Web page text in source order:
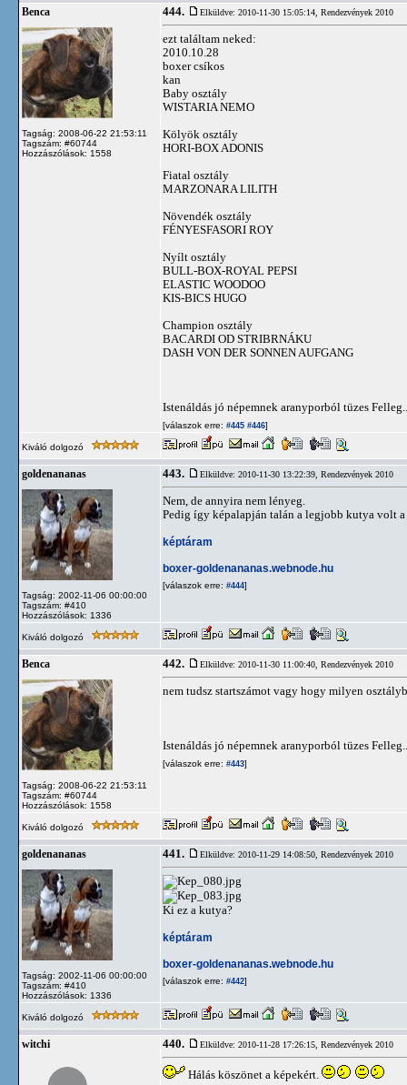
Benca
Tagság: 2008-06-22 21:53:11
Tagszám: #60744
Hozzászólások: 1558
444. Elküldve: 2010-11-30 15:05:14, Rendezvények 2010
ezt találtam neked:
2010.10.28
boxer csíkos
kan
Baby osztály
WISTARIA NEMO
Kölyök osztály
HORI-BOX ADONIS
Fiatal osztály
MARZONARA LILITH
Növendék osztály
FÉNYESFASORI ROY
Nyílt osztály
BULL-BOX-ROYAL PEPSI
ELASTIC WOODOO
KIS-BICS HUGO
Champion osztály
BACARDI OD STRIBRNÁKU
DASH VON DER SONNEN AUFGANG
Istenáldás jó népemnek aranyporból tüzes
[válaszok erre: #445 #446]
Kiváló dolgozó
goldenananas
Tagság: 2002-11-06 00:00:00
Tagszám: #410
Hozzászólások: 1336
443. Elküldve: 2010-11-30 13:22:39, Rendezvények 2010
Nem, de annyira nem lényeg.
Pedig így képalapján talán a legjobb kutya volt
képtáram
boxer-goldenananas.webnode.hu
[válaszok erre: #444]
Kiváló dolgozó
Benca
Tagság: 2008-06-22 21:53:11
Tagszám: #60744
Hozzászólások: 1558
442. Elküldve: 2010-11-30 11:00:40, Rendezvények 2010
nem tudsz startszámot vagy hogy milyen
Istenáldás jó népemnek aranyporból tüzes
[válaszok erre: #443]
Kiváló dolgozó
goldenananas
Tagság: 2002-11-06 00:00:00
Tagszám: #410
Hozzászólások: 1336
441. Elküldve: 2010-11-29 14:08:50, Rendezvények 2010
Ki ez a kutya?
képtáram
boxer-goldenananas.webnode.hu
[válaszok erre: #442]
Kiváló dolgozó
witchi 440. Elküldve: 2010-11-28 17:26:15, Rendezvények 2010
Hálás köszönet a képekért.